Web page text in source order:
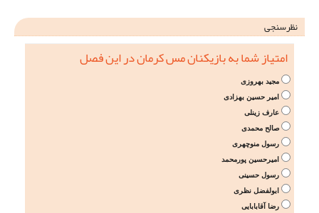
نظرسنجی
امتیاز شما به بازیکنان مس کرمان در این فصل
مجید بهروزی
امیر حسین بهزادی
عارف زینلی
صالح محمدی
رسول منوچهری
امیرحسین پورمحمد
رسول حسینی
ابولفضل نظری
رضا آقابابایی